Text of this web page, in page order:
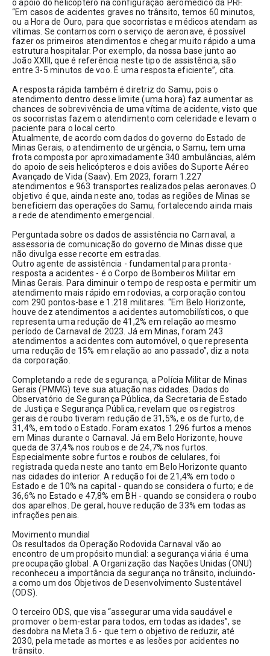
o apoio do helicóptero na configuração aeromédico da PRF.
“Em casos de acidentes graves no trânsito, temos 60 minutos,
ou a Hora de Ouro, para que socorristas e médicos atendam as
vítimas. Se contamos com o serviço de aeronave, é possível
fazer os primeiros atendimentos e chegar muito rápido a uma
estrutura hospitalar. Por exemplo, da nossa base junto ao
João XXIII, que é referência neste tipo de assistência, são
entre 3-5 minutos de voo. É uma resposta eficiente”, cita.
A resposta rápida também é diretriz do Samu, pois o
atendimento dentro desse limite (uma hora) faz aumentar as
chances de sobrevivência de uma vítima de acidente, visto que
os socorristas fazem o atendimento com celeridade e levam o
paciente para o local certo.
Atualmente, de acordo com dados do governo do Estado de
Minas Gerais, o atendimento de urgência, o Samu, tem uma
frota composta por aproximadamente 340 ambulâncias, além
do apoio de seis helicópteros e dois aviões do Suporte Aéreo
Avançado de Vida (Saav). Em 2023, foram 1.227
atendimentos e 963 transportes realizados pelas aeronaves.O
objetivo é que, ainda neste ano, todas as regiões de Minas se
beneficiem das operações do Samu, fortalecendo ainda mais
a rede de atendimento emergencial.
Perguntada sobre os dados de assistência no Carnaval, a
assessoria de comunicação do governo de Minas disse que
não divulga esse recorte em estradas.
Outro agente de assistência - fundamental para pronta-
resposta a acidentes - é o Corpo de Bombeiros Militar em
Minas Gerais. Para diminuir o tempo de resposta e permitir um
atendimento mais rápido em rodovias, a corporação contou
com 290 pontos-base e 1.218 militares. “Em Belo Horizonte,
houve dez atendimentos a acidentes automobilísticos, o que
representa uma redução de 41,2% em relação ao mesmo
período de Carnaval de 2023. Já em Minas, foram 243
atendimentos a acidentes com automóvel, o que representa
uma redução de 15% em relação ao ano passado”, diz a nota
da corporação.
Completando a rede de segurança, a Polícia Militar de Minas
Gerais (PMMG) teve sua atuação nas cidades. Dados do
Observatório de Segurança Pública, da Secretaria de Estado
de Justiça e Segurança Pública, revelam que os registros
gerais de roubo tiveram redução de 31,5%, e os de furto, de
31,4%, em todo o Estado. Foram exatos 1.296 furtos a menos
em Minas durante o Carnaval. Já em Belo Horizonte, houve
queda de 37,4% nos roubos e de 24,7% nos furtos.
Especialmente sobre furtos e roubos de celulares, foi
registrada queda neste ano tanto em Belo Horizonte quanto
nas cidades do interior. A redução foi de 21,4% em todo o
Estado e de 10% na capital - quando se considera o furto; e de
36,6% no Estado e 47,8% em BH - quando se considera o roubo
dos aparelhos. De geral, houve redução de 33% em todas as
infrações penais.
Movimento mundial
Os resultados da Operação Rodovida Carnaval vão ao
encontro de um propósito mundial: a segurança viária é uma
preocupação global. A Organização das Nações Unidas (ONU)
reconheceu a importância da segurança no trânsito, incluindo-
a como um dos Objetivos de Desenvolvimento Sustentável
(ODS).
O terceiro ODS, que visa “assegurar uma vida saudável e
promover o bem-estar para todos, em todas as idades”, se
desdobra na Meta 3.6 - que tem o objetivo de reduzir, até
2030, pela metade as mortes e as lesões por acidentes no
trânsito.